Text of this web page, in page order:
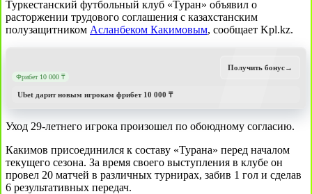
Туркестанский футбольный клуб «Туран» объявил о
расторжении трудового соглашения с казахстанским
полузащитником Асланбеком Какимовым, сообщает Kpl.kz.
Фрибет 10 000 ₸
Ubet дарит новым игрокам фрибет 10 000 ₸
Получить бонус→
Уход 29-летнего игрока произошел по обоюдному согласию.
Какимов присоединился к составу «Турана» перед началом
текущего сезона. За время своего выступления в клубе он
провел 20 матчей в различных турнирах, забив 1 гол и сделав
6 результативных передач.